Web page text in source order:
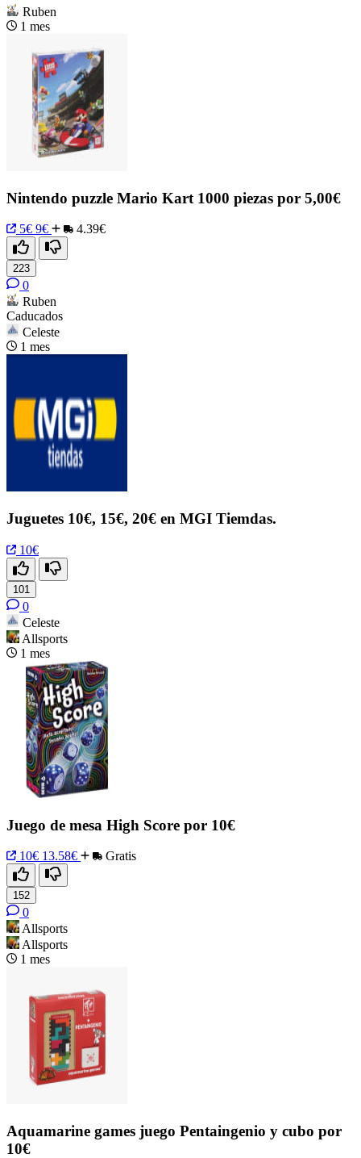
Ruben
1 mes
Nintendo puzzle Mario Kart 1000 piezas por 5,00€
5€ 9€ 4.39€
223
0
Ruben
Caducados
Celeste
1 mes
Juguetes 10€, 15€, 20€ en MGI Tiemdas.
10€
101
0
Celeste
Allsports
1 mes
Juego de mesa High Score por 10€
10€ 13.58€ Gratis
152
0
Allsports
Allsports
1 mes
Aquamarine games juego Pentaingenio y cubo por
10€